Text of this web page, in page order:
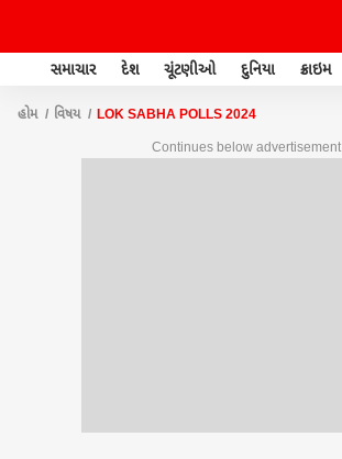
સમાચાર દેશ ચૂંટણીઓ દુનિયા ક્રાઇમ
હોમ વિષય LOK SABHA POLLS 2024
Continues below advertisement